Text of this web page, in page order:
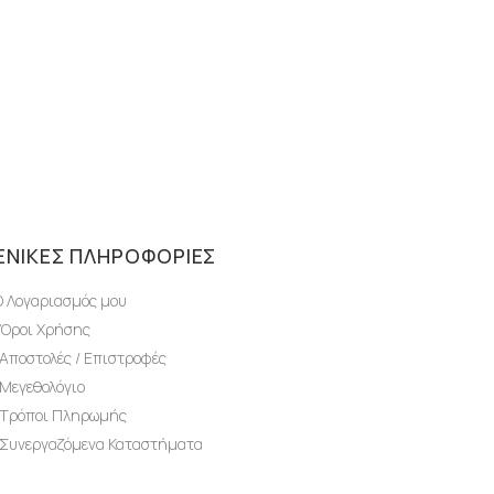
ΠΛΗΡΟΦΟΡΊΕΣ
Λογαριασμός μου
Χρήσης
/ Επιστροφές
Πληρωμής
Καταστήματα